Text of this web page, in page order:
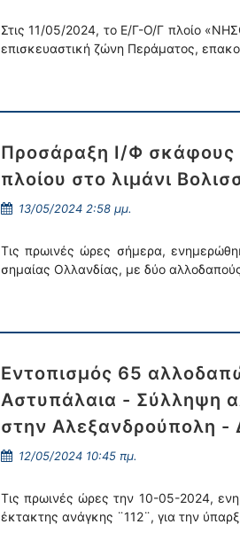
Στις 11/05/2024, το Ε/Γ-Ο/Γ πλοίο
επισκευαστική ζώνη Περάματος,
Προσάραξη Ι/Φ σκάφους
πλοίου στο λιμάνι
13/05/2024 2:58 μμ.
Τις πρωινές ώρες σήμερα,
σημαίας Ολλανδίας, με δύο
Εντοπισμός 65
Αστυπάλαια - Σύλληψη
στην Αλεξανδρούπολη -
12/05/2024 10:45 πμ.
Τις πρωινές ώρες την 10-05-2024,
έκτακτης ανάγκης ¨112¨, για την